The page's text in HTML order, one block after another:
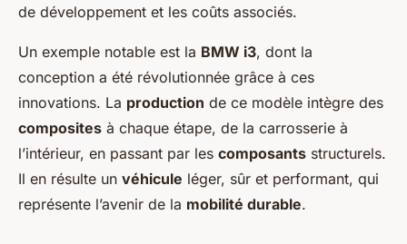
de développement et les coûts associés.
Un exemple notable est la BMW i3, dont la
conception a été révolutionnée grâce à ces
innovations. La production de ce modèle intègre des
composites à chaque étape, de la carrosserie à
l’intérieur, en passant par les composants structurels.
Il en résulte un véhicule léger, sûr et performant, qui
représente l’avenir de la mobilité durable.